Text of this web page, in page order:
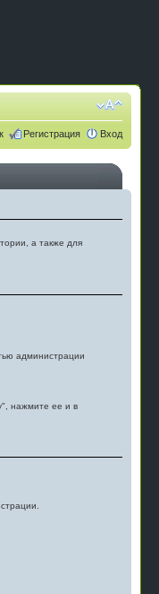
Регистрация Вход
а также для
администрации
нажмите ее и в